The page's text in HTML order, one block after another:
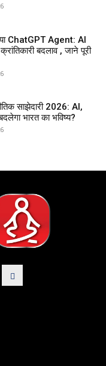
ChatGPT Agent: AI
बदलाव , जाने पूरी
साझेदारी 2026: AI,
भारत का भविष्य?